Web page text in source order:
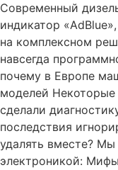
Современный
индикатор
на комплексном
навсегда
почему в Европе
моделей
сделали
последствия
удалять вместе?
электроникой: